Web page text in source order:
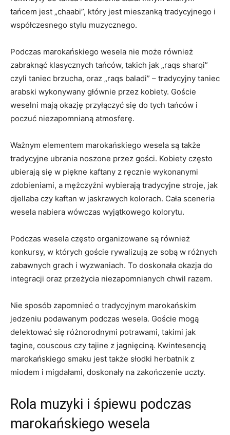
tańcem⁢ jest „chaabi”, który ⁢jest mieszanką‍ tradycyjnego i
współczesnego stylu muzycznego.
Podczas marokańskiego wesela nie może ⁤również
zabraknąć klasycznych‌ tańców, ⁣takich jak „raqs⁤ sharqi”
czyli taniec brzucha,‌ oraz „raqs baladi” – tradycyjny taniec
arabski wykonywany głównie przez kobiety. Goście
weselni mają okazję przyłączyć się do tych tańców i
⁣poczuć niezapomnianą atmosferę.
Ważnym elementem⁢ marokańskiego wesela ⁣są także
tradycyjne ubrania noszone przez gości. Kobiety często
ubierają się w piękne kaftany z ręcznie wykonanymi
zdobieniami, a ⁣mężczyźni wybierają tradycyjne stroje,​ jak
djellaba czy kaftan​ w jaskrawych kolorach. ⁤Cała sceneria
wesela nabiera wówczas wyjątkowego kolorytu.
Podczas wesela często organizowane są również
konkursy, w których goście rywalizują ze sobą w różnych
zabawnych grach i wyzwaniach. To doskonała okazja do
integracji oraz przeżycia niezapomnianych chwil razem.
Nie ⁣sposób zapomnieć o tradycyjnym marokańskim‍
jedzeniu podawanym podczas wesela. Goście ‌mogą​
delektować się różnorodnymi potrawami, takimi jak
tagine, couscous czy tajine z jagnięciną. Kwintesencją
marokańskiego smaku jest także słodki‍ herbatnik z
miodem i ⁤migdałami, doskonały na zakończenie uczty.
Rola ‌muzyki i śpiewu ⁢podczas
marokańskiego‍ wesela